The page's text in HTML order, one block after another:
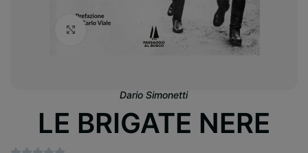
Clicca per ingrandire
Dario Simonetti
LE BRIGATE NERE